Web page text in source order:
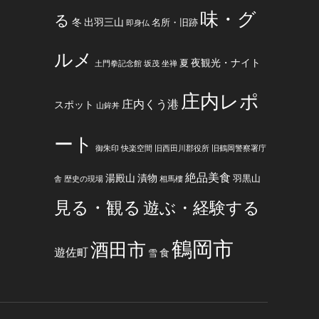
る 冬 出羽三山 即身仏 名所・旧跡 味・グ
ルメ
土門拳記念館 坂茂 坐禅 夏 夜観光・ナイト
スポット 山鉾丼 庄内くう港 庄内レポ
ート
御朱印 快楽空間 旧西田川郡役所 旧鶴岡警察署庁
舎 歴史の現場 湯殿山 漬物 相馬樓 絶品美食 羽黒山
見る・観る 遊ぶ・経験する
遊佐町酒田市 雪 食 鶴岡市